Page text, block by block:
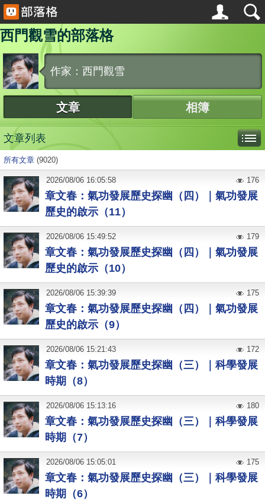
西門觀雪的部落格
作家：西門觀雪
文章 相簿
文章列表
所有文章 (9020)
章文春：氣功發展歷史探幽（四）｜氣功發展
歷史的啟示（11）
2026/08/06 16:05:58 176
章文春：氣功發展歷史探幽（四）｜氣功發展
歷史的啟示（10）
2026/08/06 15:49:52 179
章文春：氣功發展歷史探幽（四）｜氣功發展
歷史的啟示（9）
2026/08/06 15:39:39 175
章文春：氣功發展歷史探幽（三）｜科學發展
時期（8）
2026/08/06 15:21:43 172
章文春：氣功發展歷史探幽（三）｜科學發展
時期（7）
2026/08/06 15:13:16 180
章文春：氣功發展歷史探幽（三）｜科學發展
時期（6）
2026/08/06 15:05:01 175